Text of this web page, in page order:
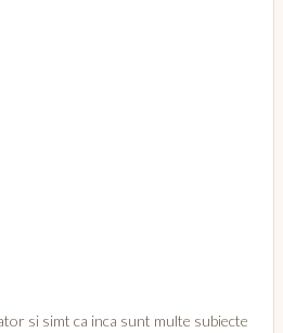
si simt ca inca sunt multe subiecte